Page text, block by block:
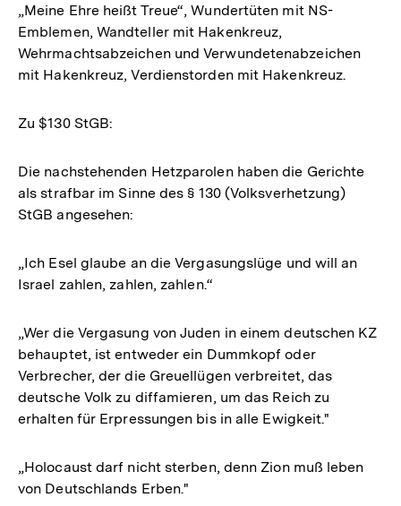
„Meine Ehre heißt Treue“, Wundertüten mit NS-
Emblemen, Wandteller mit Hakenkreuz,
Wehrmachtsabzeichen und Verwundetenabzeichen
mit Hakenkreuz, Verdienstorden mit Hakenkreuz.
Zu $130 StGB:
Die nachstehenden Hetzparolen haben die Gerichte
als strafbar im Sinne des § 130 (Volksverhetzung)
StGB angesehen:
„Ich Esel glaube an die Vergasungslüge und will an
Israel zahlen, zahlen, zahlen.“
„Wer die Vergasung von Juden in einem deutschen KZ
behauptet, ist entweder ein Dummkopf oder
Verbrecher, der die Greuellügen verbreitet, das
deutsche Volk zu diffamieren, um das Reich zu
erhalten für Erpressungen bis in alle Ewigkeit."
„Holocaust darf nicht sterben, denn Zion muß leben
von Deutschlands Erben."